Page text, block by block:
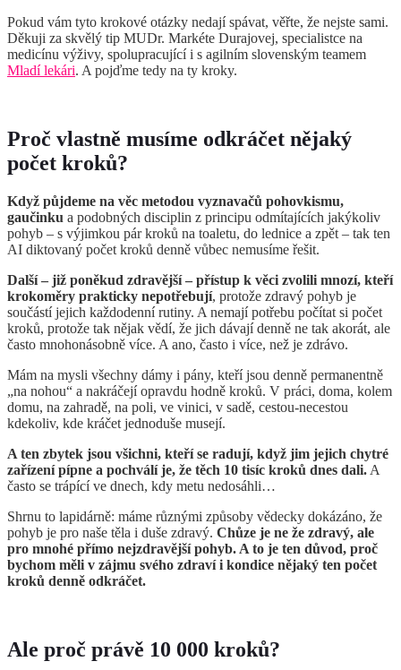
Pokud vám tyto krokové otázky nedají spávat, věřte, že nejste sami.
Děkuji za skvělý tip MUDr. Markéte Durajovej, specialistce na
medicínu výživy, spolupracující i s agilním slovenským teamem
Mladí lekári. A pojďme tedy na ty kroky.
Proč vlastně musíme odkráčet nějaký
počet kroků?
Když půjdeme na věc metodou vyznavačů pohovkismu,
gaučinku a podobných disciplin z principu odmítajících jakýkoliv
pohyb – s výjimkou pár kroků na toaletu, do lednice a zpět – tak ten
AI diktovaný počet kroků denně vůbec nemusíme řešit.
Další – již poněkud zdravější – přístup k věci zvolili mnozí, kteří
krokoměry prakticky nepotřebují, protože zdravý pohyb je
součástí jejich každodenní rutiny. A nemají potřebu počítat si počet
kroků, protože tak nějak vědí, že jich dávají denně ne tak akorát, ale
často mnohonásobně více. A ano, často i více, než je zdrávo.
Mám na mysli všechny dámy i pány, kteří jsou denně permanentně
„na nohou“ a nakráčejí opravdu hodně kroků. V práci, doma, kolem
domu, na zahradě, na poli, ve vinici, v sadě, cestou-necestou
kdekoliv, kde kráčet jednoduše musejí.
A ten zbytek jsou všichni, kteří se radují, když jim jejich chytré
zařízení pípne a pochválí je, že těch 10 tisíc kroků dnes dali. A
často se trápící ve dnech, kdy metu nedosáhli…
Shrnu to lapidárně: máme různými způsoby vědecky dokázáno, že
pohyb je pro naše těla i duše zdravý. Chůze je ne že zdravý, ale
pro mnohé přímo nejzdravější pohyb. A to je ten důvod, proč
bychom měli v zájmu svého zdraví i kondice nějaký ten počet
kroků denně odkráčet.
Ale proč právě 10 000 kroků?